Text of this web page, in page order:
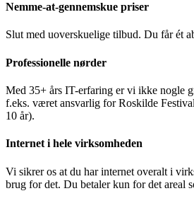
Nemme-at-gennemskue priser
Slut med uoverskuelige tilbud. Du får ét
Professionelle nørder
Med 35+ års IT-erfaring er vi ikke nogle
f.eks. været ansvarlig for Roskilde
10 år).
Internet i hele virksomheden
Vi sikrer os at du har internet overalt i
brug for det. Du betaler kun for det areal